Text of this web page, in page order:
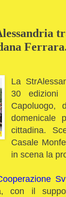
La
30 edizioni
Capoluogo,
domenicale
cittadina.
Casale
in scena la
con il